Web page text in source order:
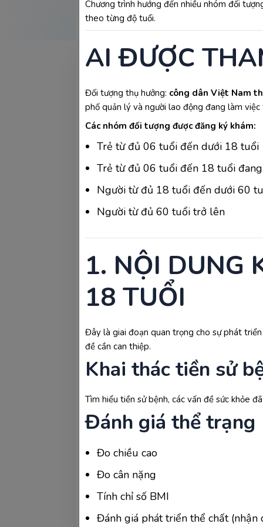
Khám thai là bước quan trọng giúp
khám thai.
Khám thai không cần siêu âm được
Khám thai là một trong những bước
thai kỳ. Tuy nhiên, nhiều mẹ thắc mắc
Thực tế, khám thai không nhất thiết
tra tim thai bằng Doppler hoặc khám
Vì vậy, mặc dù có thể khám thai mà
vẫn khuyến cáo mẹ bầu nên tuân thủ
>>> Bạn có thể xem thêm:
Siêu âm là kỹ thuật y học sử dụng
thành bụng, phản xạ lại và tạo ra hình
em bé. Các lần siêu âm này không
Chương trình hướng đến nhiều nhóm đối
theo từng độ tuổi.
AI ĐƯỢC
Đối tượng thụ hưởng: công dân Việt Nam
phố quản lý và người lao động đang làm
Các nhóm đối tượng được đăng ký khám:
Trẻ từ đủ 06 tuổi đến dưới 18 tuổi
Trẻ từ đủ 06 tuổi đến 18 tuổi
Người từ đủ 18 tuổi đến dưới 60
Người từ đủ 60 tuổi trở lên
1. NỘI DUNG
18 TUỔI
Đây là giai đoạn quan trọng cho sự phát
đề cần can thiệp.
Khai thác tiền sử
Tìm hiểu tiền sử bệnh, các vấn đề sức khỏe
Đánh giá thể trạng
Đo chiều cao
Đo cân nặng
Tính chỉ số BMI
Đánh giá phát triển thể chất (nhận